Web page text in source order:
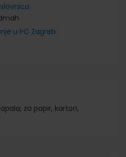
u PC Zagreb
za papir, karton,